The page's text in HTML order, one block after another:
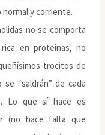
y corriente.
no se comporta
en proteínas, no
trocitos de
“saldrán” de cada
Lo que sí hace es
(no hace falta que